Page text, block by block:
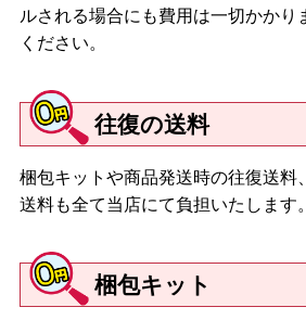
ルされる場合にも費用は一切かかり
ください。
往復の送料
梱包キットや商品発送時の往復送料
送料も全て当店にて負担いたします。
梱包キット